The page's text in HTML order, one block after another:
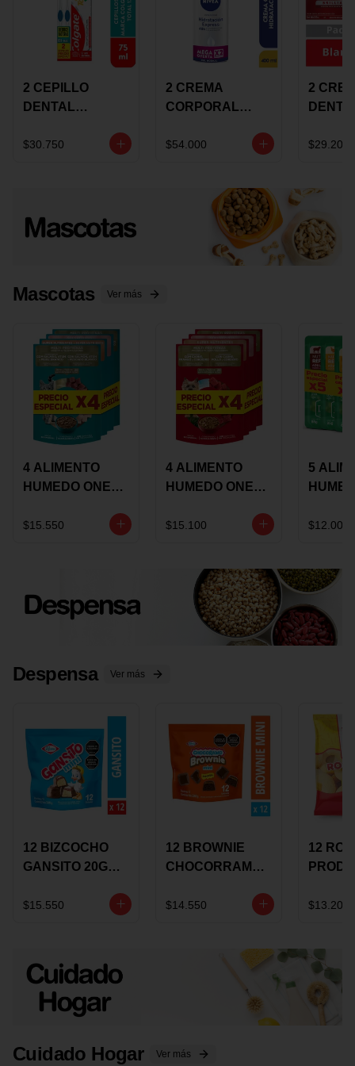
2 CEPILLO
DENTAL
+CREMA
$30.750
2 CREMA
CORPORAL
EXPRESS
OFERTA
$54.000
2
$29.200
Mascotas Ver más
4 ALIMENTO
HUMEDO ONE
85 GRS
$15.550
4 ALIMENTO
HUMEDO ONE
85 GRS
$15.100
5
$12.000
Despensa Ver más
12 BIZCOCHO
GANSITO 20G
MERMELADA
$15.550
12 BROWNIE
CHOCORRAMO
X 20 GRS
$14.550
12
X 15
$13.200
Cuidado Hogar Ver más